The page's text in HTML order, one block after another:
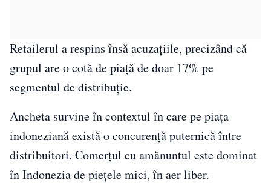
Retailerul a respins însă acuzaţiile, precizând că
grupul are o cotă de piaţă de doar 17% pe
segmentul de distribuţie.
Ancheta survine în contextul în care pe piaţa
indoneziană există o concurenţă puternică între
distribuitori. Comerţul cu amănuntul este dominat
în Indonezia de pieţele mici, în aer liber.